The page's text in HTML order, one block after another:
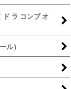
ラ コンブ オ
ル）